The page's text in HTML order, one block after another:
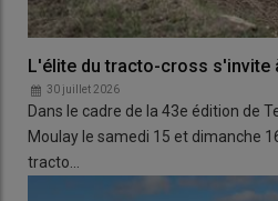
L'élite du tracto-cross s'invite
30 juillet 2026
Dans le cadre de la 43e édition de
Moulay le samedi 15 et dimanche
tracto…